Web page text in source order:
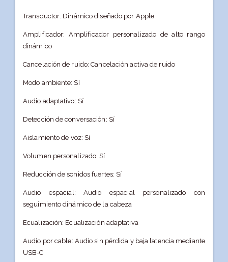
Transductor: Dinámico diseñado por Apple
Amplificador: Amplificador personalizado de alto rango
dinámico
Cancelación de ruido: Cancelación activa de ruido
Modo ambiente: Sí
Audio adaptativo: Sí
Detección de conversación: Sí
Aislamiento de voz: Sí
Volumen personalizado: Sí
Reducción de sonidos fuertes: Sí
Audio espacial: Audio espacial personalizado con
seguimiento dinámico de la cabeza
Ecualización: Ecualización adaptativa
Audio por cable: Audio sin pérdida y baja latencia mediante
USB-C